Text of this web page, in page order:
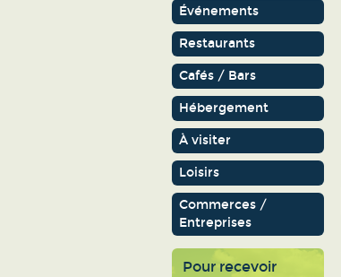
Événements
Restaurants
Cafés / Bars
Hébergement
À visiter
Loisirs
Commerces /
Entreprises
Pour recevoir